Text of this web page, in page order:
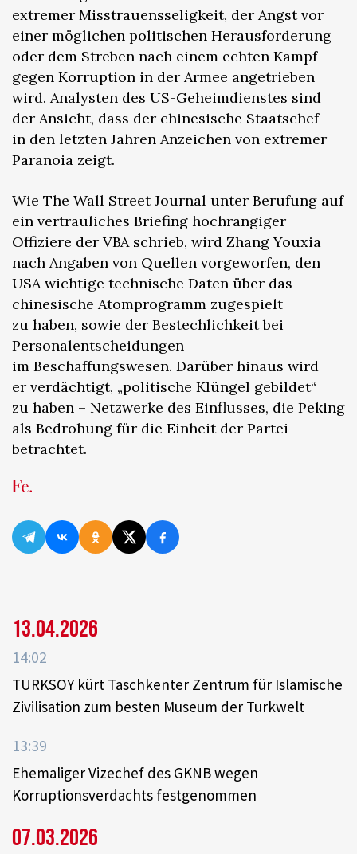
extremer Misstrauensseligkeit, der Angst vor
einer möglichen politischen Herausforderung
oder dem Streben nach einem echten Kampf
gegen Korruption in der Armee angetrieben
wird. Analysten des US-Geheimdienstes sind
der Ansicht, dass der chinesische Staatschef
in den letzten Jahren Anzeichen von extremer
Paranoia zeigt.
Wie The Wall Street Journal unter Berufung auf
ein vertrauliches Briefing hochrangiger
Offiziere der VBA schrieb, wird Zhang Youxia
nach Angaben von Quellen vorgeworfen, den
USA wichtige technische Daten über das
chinesische Atomprogramm zugespielt
zu haben, sowie der Bestechlichkeit bei
Personalentscheidungen
im Beschaffungswesen. Darüber hinaus wird
er verdächtigt, „politische Klüngel gebildet“
zu haben – Netzwerke des Einflusses, die Peking
als Bedrohung für die Einheit der Partei
betrachtet.
13.04.2026
14:02
TURKSOY kürt Taschkenter Zentrum für Islamische
Zivilisation zum besten Museum der Turkwelt
13:39
Ehemaliger Vizechef des GKNB wegen
Korruptionsverdachts festgenommen
07.03.2026